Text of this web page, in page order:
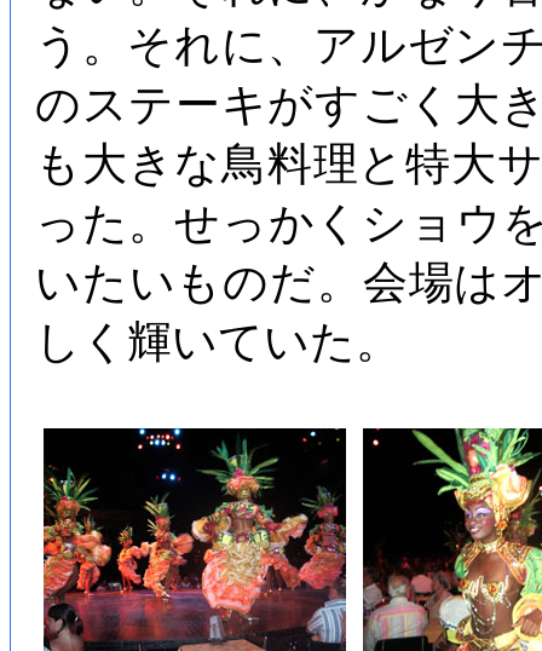
う。それに、アルゼン
のステーキがすごく大
も大きな鳥料理と特大
った。せっかくショウ
いたいものだ。会場は
しく輝いていた。